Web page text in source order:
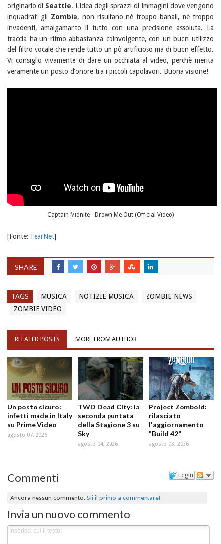
originario di Seattle. L'idea degli sprazzi di immagini dove vengono
inquadrati gli Zombie, non risultano nè troppo banali, nè troppo
invadenti, amalgamanto il tutto con una precisione assoluta. La
traccia ha un ritmo abbastanza coinvolgente, con un buon utilizzo
del filtro vocale che rende tutto un pò artificioso ma di buon effetto.
Vi consiglio vivamente di dare un occhiata al video, perchè merita
veramente un posto d'onore tra i piccoli capolavori. Buona visione!
Captain Midnite - Drown Me Out (Official Video)
[Fonte: FearNet]
SHARE
TAGS MUSICA NOTIZIE MUSICA
ZOMBIE NEWS
ZOMBIE VIDEO
RELATED POSTS MORE FROM AUTHOR
Un posto sicuro:
infetti made in Italy
su Prime Video
agosto 07, 2026
TWD Dead City: la
seconda puntata
della Stagione 3 su
Sky
agosto 04, 2026
Project Zomboid:
rilasciato
l'aggiornamento
"Build 42"
agosto 03, 2026
Login
Commenti
Ancora nessun commento.Sii il primo a commentare!
Invia un nuovo commento